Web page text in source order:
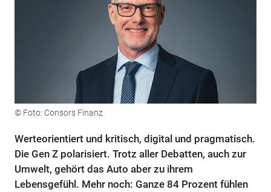
© Foto: Consors Finanz
Werteorientiert und kritisch, digital und pragmatisch.
Die Gen Z polarisiert. Trotz aller Debatten, auch zur
Umwelt, gehört das Auto aber zu ihrem
Lebensgefühl. Mehr noch: Ganze 84 Prozent fühlen